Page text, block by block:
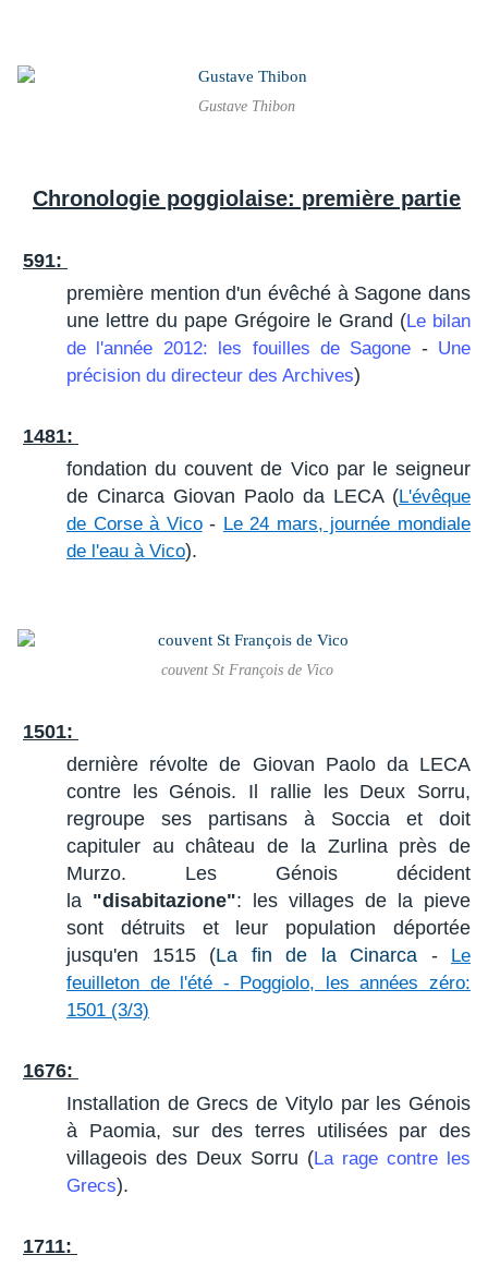
Gustave Thibon
Chronologie poggiolaise: première partie
591:
première mention d'un évêché à Sagone dans
une lettre du pape Grégoire le Grand (Le bilan
de l'année 2012: les fouilles de Sagone - Une
précision du directeur des Archives)
1481:
fondation du couvent de Vico par le seigneur
de Cinarca Giovan Paolo da LECA (L'évêque
de Corse à Vico- Le 24 mars, journée mondiale
de l'eau à Vico).
couvent St François de Vico
1501:
dernière révolte de Giovan Paolo da LECA
contre les Génois. Il rallie les Deux Sorru,
regroupe ses partisans à Soccia et doit
capituler au château de la Zurlina près de
Murzo. Les Génois décident
la "disabitazione": les villages de la pieve
sont détruits et leur population déportée
jusqu'en 1515 (La fin de la Cinarca -
Le
feuilleton de l'été - Poggiolo, les années zéro:
1501 (3/3)
1676:
Installation de Grecs de Vitylo par les Génois
à Paomia, sur des terres utilisées par des
villageois des Deux Sorru (La rage contre les
Grecs).
1711: